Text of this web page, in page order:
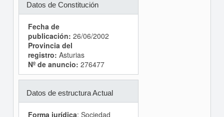
Datos de Constitución
Fecha de
publicación: 26/06/2002
Provincia del
registro: Asturias
Nº de anuncio: 276477
Datos de estructura Actual
Forma jurídica: Sociedad